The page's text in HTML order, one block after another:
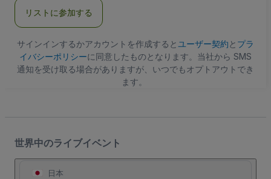
ア
ス
リストに参加する
サインインするかアカウントを作成すると ユーザー契約と プラ
イバシーポリシーに同意したものとなります。当社から SMS
通知を受け取る場合がありますが、いつでもオプトアウトでき
ます。
世界中のライブイベント
日本